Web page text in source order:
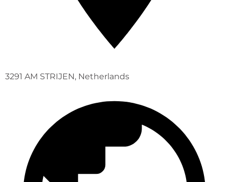
3291 AM STRIJEN, Netherlands